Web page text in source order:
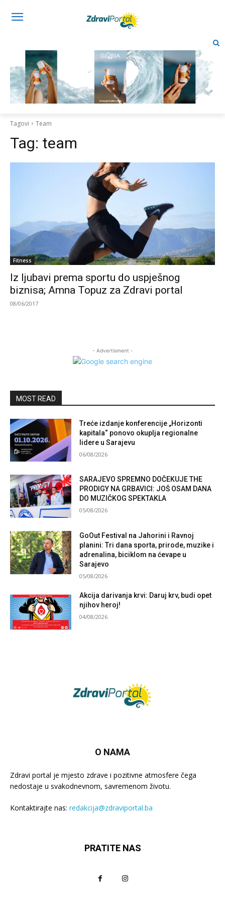
Tagovi Team
Tag: team
Fitness
Iz ljubavi prema sportu do uspješnog
biznisa; Amna Topuz za Zdravi portal
08/06/2017
- Advertisment -
MOST READ
Treće izdanje konferencije „Horizonti
kapitala“ ponovo okuplja regionalne
lidere u Sarajevu
06/08/2026
SARAJEVO SPREMNO DOČEKUJE THE
PRODIGY NA GRBAVICI: JOŠ OSAM DANA
DO MUZIČKOG SPEKTAKLA
05/08/2026
GoOut Festival na Jahorini i Ravnoj
planini: Tri dana sporta, prirode, muzike i
adrenalina, biciklom na ćevape u
Sarajevo
05/08/2026
Akcija darivanja krvi: Daruj krv, budi opet
njihov heroj!
04/08/2026
O NAMA
Zdravi portal je mjesto zdrave i pozitivne atmosfere čega
nedostaje u svakodnevnom, savremenom životu.
Kontaktirajte nas: redakcija@zdraviportal.ba
PRATITE NAS